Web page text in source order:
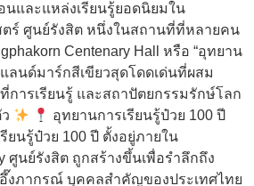
และแหล่งเรียนรู้ยอดนิยมใน
ร์ ศูนย์รังสิต หนึ่งในสถานที่ที่หลายคน
Centenary Hall หรือ “อุทยาน
แลนด์มาร์กสีเขียวสุดโดดเด่นที่ผสม
ารเรียนรู้ และสถาปัตยกรรมรักษ์โลก
อุทยานการเรียนรู้ป๋วย 100 ปี
ยนรู้ป๋วย 100 ปี ตั้งอยู่ภายใน
ศูนย์รังสิต ถูกสร้างขึ้นเพื่อรำลึกถึง
งภากรณ์ บุคคลสำคัญของประเทศไทย